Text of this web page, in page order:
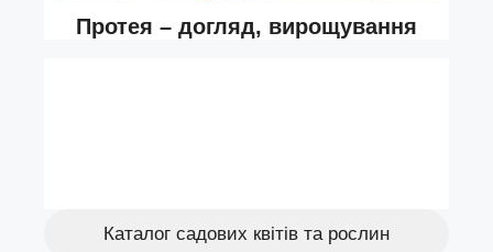
Каталог садових квітів та рослин